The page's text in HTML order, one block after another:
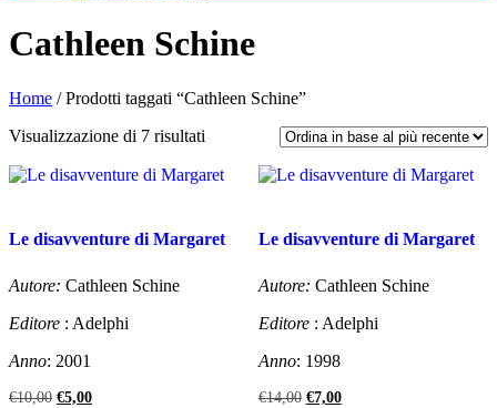
Cathleen Schine
Home / Prodotti taggati “Cathleen Schine”
Visualizzazione di 7 risultati
base
recente
Le disavventure di Margaret
Autore: Cathleen Schine
Editore : Adelphi
Anno: 2001
€10,00 Il
€5,00Il
Le disavventure di Margaret
Autore: Cathleen Schine
Editore: Adelphi
Anno: 1998
€14,00 Il
€7,00Il